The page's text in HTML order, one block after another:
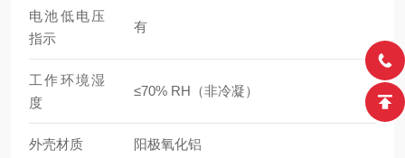
电池低电压
指示
有
工作环境湿
度
≤70% RH（非冷凝）
外壳材质 阳极氧化铝